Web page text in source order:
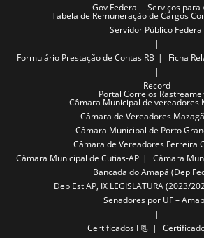
Gov Federal – Serviços para
Tabela de Remuneração de Cargos
Servidor Público Federal
Formulário Prestação de Contas RB Ficha
Record
Portal Correios
Câmara Municipal de vereadores
Câmara de Vereadores
Câmara Municipal de Porto
Câmara de Vereadores Ferreira
Câmara Municipal de Cutias-AP
Câmara
Bancada do Amapá (Dep
Dep Est AP, IX LEGISLATURA (2023/
Senadores por UF –
Certificados I 📃